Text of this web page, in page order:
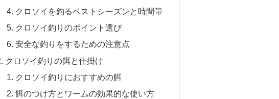
クロソイを釣るベストシーズンと時間帯
クロソイ釣りのポイント選び
安全な釣りをするための注意点
クロソイ釣りの餌と仕掛け
クロソイ釣りにおすすめの餌
餌のつけ方とワームの効果的な使い方